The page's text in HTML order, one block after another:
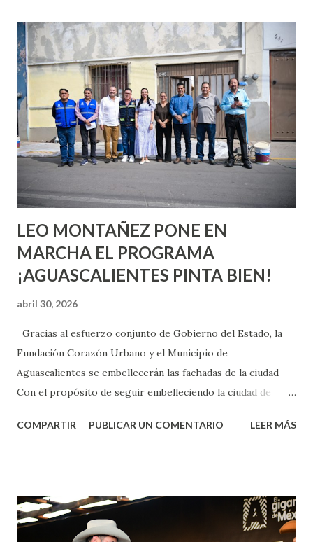
conoces ni la mitad de lo que deberías saber. Pero incluso
quienes ya han tenido relaciones sexuales no son expertos
o expertas en el tema. Siempre hay algo nuevo que
aprender y nuevas experiencias que conocer. Si eres una
chica y aún no has tenido relaciones sexuales, tal vez
pienses que el sexo será increíble y no puedas esperar para
experimentarlo, pero como cualquier persona con
experiencia te dirá, siempre es mejor cuando ambas partes
son suficientemen...
LEO MONTAÑEZ PONE EN
MARCHA EL PROGRAMA
¡AGUASCALIENTES PINTA BIEN!
abril 30, 2026
Gracias al esfuerzo conjunto de Gobierno del Estado, la
Fundación Corazón Urbano y el Municipio de
Aguascalientes se embellecerán las fachadas de la ciudad
Con el propósito de seguir embelleciendo la ciudad de
municipal, Leo Montañez dio inicio al programa
Corazón Urbano y el Municipio capital. Leo Montañez
informó que en este programa se usarán cerca de 90 mil
COMPARTIR PUBLICAR UN COMENTARIO LEER MÁS